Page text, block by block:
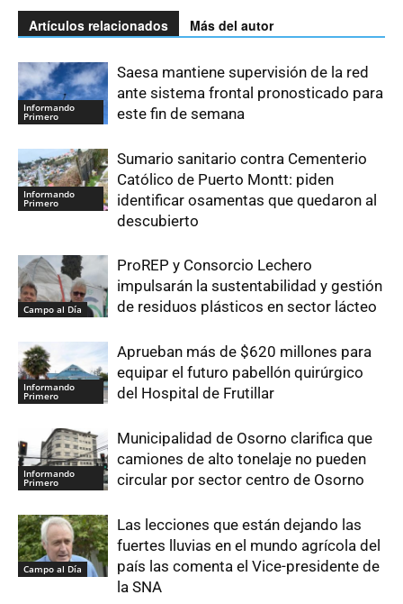
Artículos relacionados Más del autor
Informando
Primero
Saesa mantiene supervisión de la red
ante sistema frontal pronosticado para
este fin de semana
Informando
Primero
Sumario sanitario contra Cementerio
Católico de Puerto Montt: piden
identificar osamentas que quedaron al
descubierto
Campo al Día
ProREP y Consorcio Lechero
impulsarán la sustentabilidad y gestión
de residuos plásticos en sector lácteo
Informando
Primero
Aprueban más de $620 millones para
equipar el futuro pabellón quirúrgico
del Hospital de Frutillar
Informando
Primero
Municipalidad de Osorno clarifica que
camiones de alto tonelaje no pueden
circular por sector centro de Osorno
Campo al Día
Las lecciones que están dejando las
fuertes lluvias en el mundo agrícola del
país las comenta el Vice-presidente de
la SNA